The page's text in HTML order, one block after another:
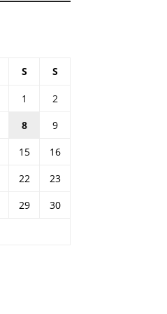
S S
1
2
8
9
15
16
22
23
29
30